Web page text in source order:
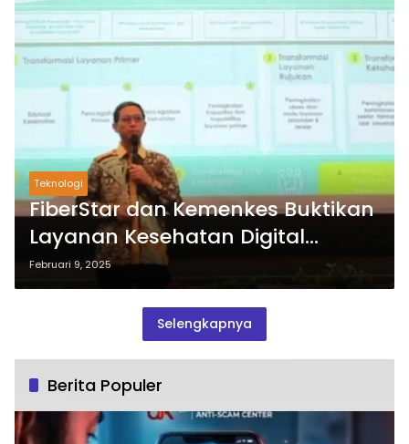
Teknologi
FiberStar dan Kemenkes Buktikan
Layanan Kesehatan Digital
Menjangkau Daerah 3T
Februari 9, 2025
Selengkapnya
Berita Populer